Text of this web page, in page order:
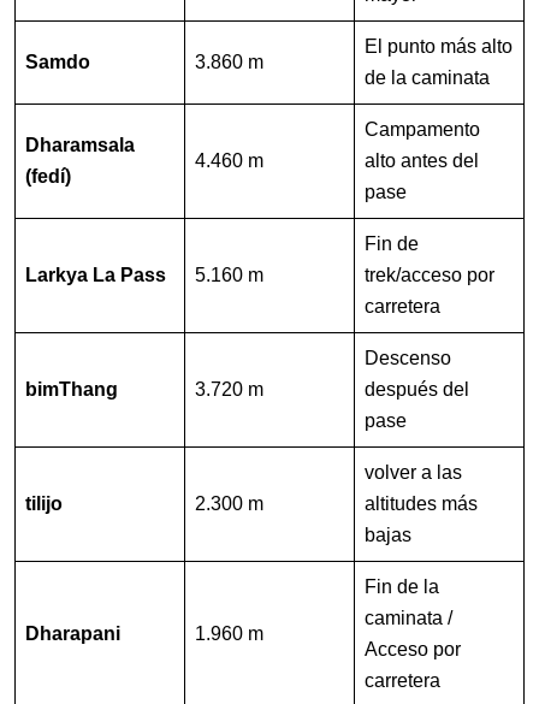
Samdo 3.860 m
El punto más alto
de la caminata
Dharamsala
(fedí)
4.460 m
Campamento
alto antes del
pase
Larkya La Pass 5.160 m
Fin de
trek/acceso por
carretera
bimThang 3.720 m
Descenso
después del
pase
tilijo 2.300 m
volver a las
altitudes más
bajas
Dharapani 1.960 m
Fin de la
caminata /
Acceso por
carretera